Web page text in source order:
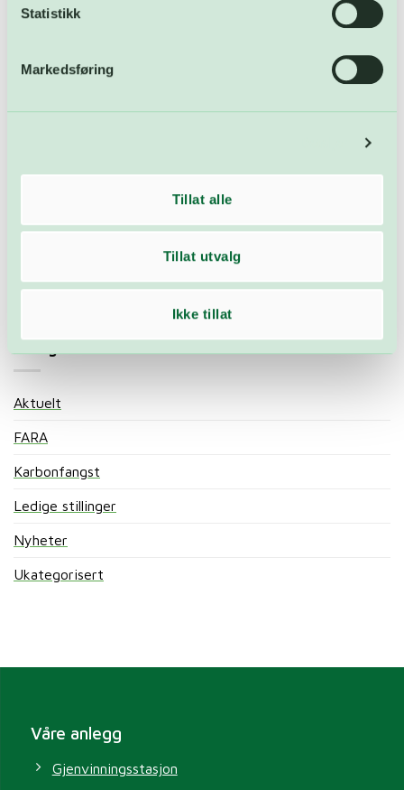
Statistikk
Markedsføring
Tillat alle
Tillat utvalg
Ikke tillat
Siste innlegg
3. juli markeres internasjonal plastposefri dag – solid
Sommerens åpningstider 2026
Ledige stillinger: Driftsoperatør ved
avfallsforbrenningsanlegget
Åpnet FARA: – En skikkelig drittdag
Aktuelt
FARA
Karbonfangst
Ledige stillinger
Nyheter
Ukategorisert
Våre anlegg
Gjenvinningsstasjon